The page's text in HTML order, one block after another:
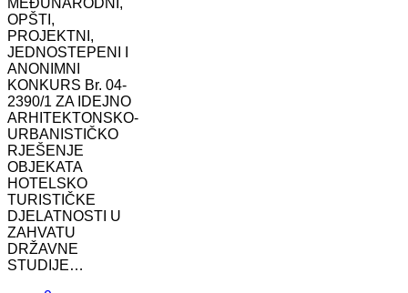
MEĐUNARODNI,
OPŠTI,
PROJEKTNI,
JEDNOSTEPENI I
ANONIMNI
KONKURS Br. 04-
2390/1 ZA IDEJNO
ARHITEKTONSKO-
URBANISTIČKO
RJEŠENJE
OBJEKATA
HOTELSKO
TURISTIČKE
DJELATNOSTI U
ZAHVATU
DRŽAVNE
STUDIJE…